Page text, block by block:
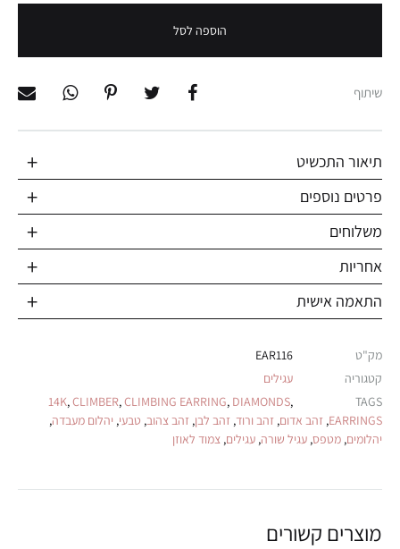
הוספה לסל
שיתוף
תיאור התכשיט
פרטים נוספים
משלוחים
אחריות
התאמה אישית
מק"ט
EAR116
קטגוריה
עגילים
TAGS
14K,CLIMBER,CLIMBING EARRING, DIAMONDS,
EARRINGS
, זהב אדום, זהב ורוד, זהב לבן, זהב צהוב, טבעי, יהלום מעבדה,
יהלומים, מטפס, עגיל שורה, עגילים, צמוד לאוזן
מוצרים קשורים